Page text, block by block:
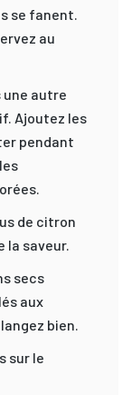
se fanent.
au
une autre
Ajoutez les
pendant
de citron
la saveur.
secs
aux
bien.
sur le